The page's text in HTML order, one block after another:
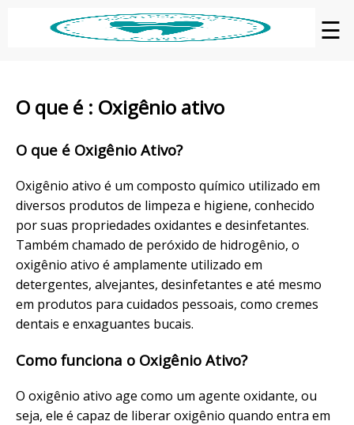
☰
O que é : Oxigênio ativo
O que é Oxigênio Ativo?
Oxigênio ativo é um composto químico utilizado em
diversos produtos de limpeza e higiene, conhecido
por suas propriedades oxidantes e desinfetantes.
Também chamado de peróxido de hidrogênio, o
oxigênio ativo é amplamente utilizado em
detergentes, alvejantes, desinfetantes e até mesmo
em produtos para cuidados pessoais, como cremes
dentais e enxaguantes bucais.
Como funciona o Oxigênio Ativo?
O oxigênio ativo age como um agente oxidante, ou
seja, ele é capaz de liberar oxigênio quando entra em